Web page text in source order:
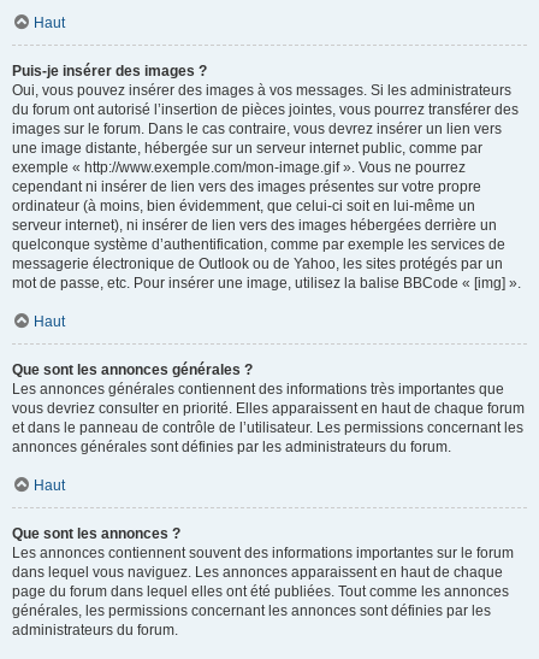
Haut
Puis-je insérer des images ?
Oui, vous pouvez insérer des images à vos messages. Si les administrateurs
du forum ont autorisé l’insertion de pièces jointes, vous pourrez transférer des
images sur le forum. Dans le cas contraire, vous devrez insérer un lien vers
une image distante, hébergée sur un serveur internet public, comme par
exemple « http://www.exemple.com/mon-image.gif ». Vous ne pourrez
cependant ni insérer de lien vers des images présentes sur votre propre
ordinateur (à moins, bien évidemment, que celui-ci soit en lui-même un
serveur internet), ni insérer de lien vers des images hébergées derrière un
quelconque système d’authentification, comme par exemple les services de
messagerie électronique de Outlook ou de Yahoo, les sites protégés par un
mot de passe, etc. Pour insérer une image, utilisez la balise BBCode « [img] ».
Haut
Que sont les annonces générales ?
Les annonces générales contiennent des informations très importantes que
vous devriez consulter en priorité. Elles apparaissent en haut de chaque forum
et dans le panneau de contrôle de l’utilisateur. Les permissions concernant les
annonces générales sont définies par les administrateurs du forum.
Haut
Que sont les annonces ?
Les annonces contiennent souvent des informations importantes sur le forum
dans lequel vous naviguez. Les annonces apparaissent en haut de chaque
page du forum dans lequel elles ont été publiées. Tout comme les annonces
générales, les permissions concernant les annonces sont définies par les
administrateurs du forum.